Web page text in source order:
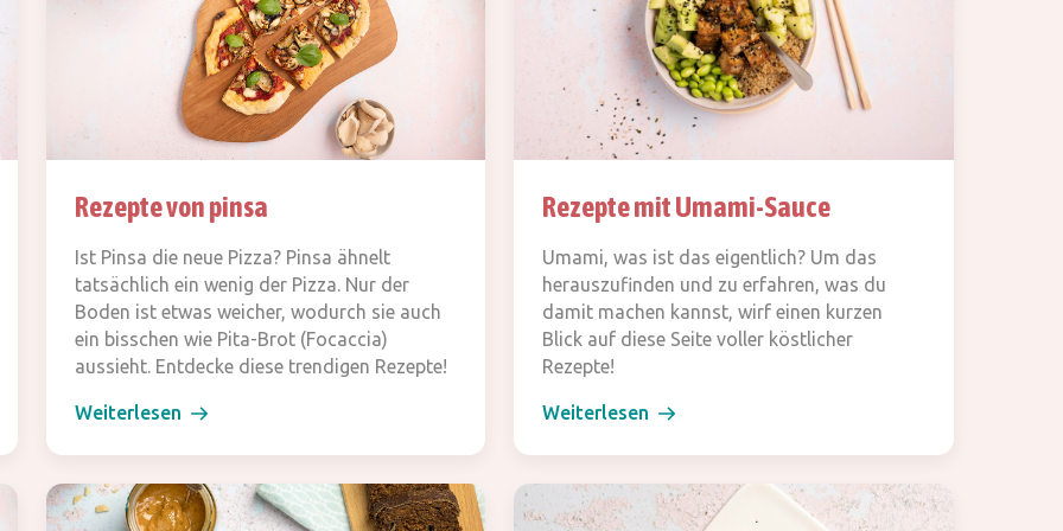
Rezepte von pinsa
Ist Pinsa die neue Pizza? Pinsa ähnelt
tatsächlich ein wenig der Pizza. Nur der
Boden ist etwas weicher, wodurch sie auch
ein bisschen wie Pita-Brot (Focaccia)
aussieht. Entdecke diese trendigen Rezepte!
Weiterlesen
Rezepte mit Umami-Sauce
Umami, was ist das eigentlich? Um das
herauszufinden und zu erfahren, was du
damit machen kannst, wirf einen kurzen
Blick auf diese Seite voller köstlicher
Rezepte!
Weiterlesen